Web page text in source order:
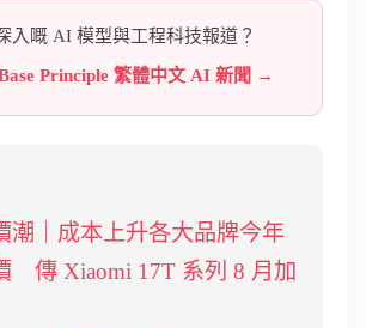
入嘅 AI 模型與工程科技報道？
Principle 繁體中文 AI 新聞 →
潮｜成本上升各大品牌今年
傳 Xiaomi 17T 系列 8 月加